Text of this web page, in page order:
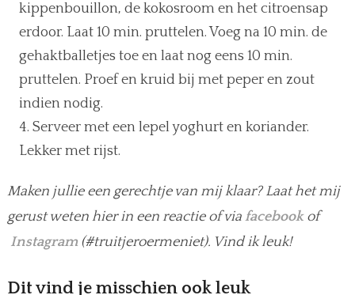
kippenbouillon, de kokosroom en het citroensap
erdoor. Laat 10 min. pruttelen. Voeg na 10 min. de
gehaktballetjes toe en laat nog eens 10 min.
pruttelen. Proef en kruid bij met peper en zout
indien nodig.
Serveer met een lepel yoghurt en koriander.
Lekker met rijst.
Maken jullie een gerechtje van mij klaar? Laat het mij
gerust weten hier in een reactie of via facebookof
Instagram(#truitjeroermeniet). Vind ik leuk!
Dit vind je misschien ook leuk